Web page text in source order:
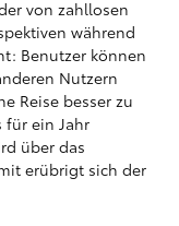
von zahllosen
während
Benutzer können
Nutzern
Reise besser zu
für ein Jahr
über das
erübrigt sich der